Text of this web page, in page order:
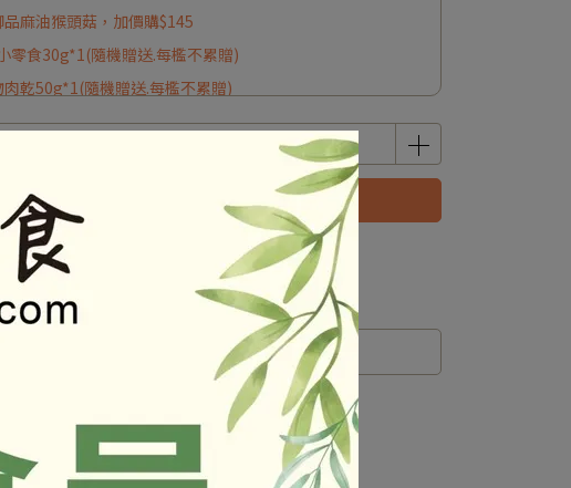
麻油猴頭菇，加價購$145
零食30g*1(隨機贈送.每檻不累贈)
乾50g*1(隨機贈送.每檻不累贈)